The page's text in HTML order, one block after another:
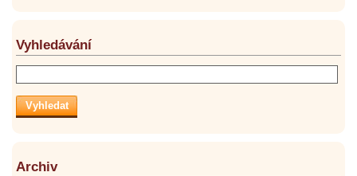
Vyhledávání
Archiv